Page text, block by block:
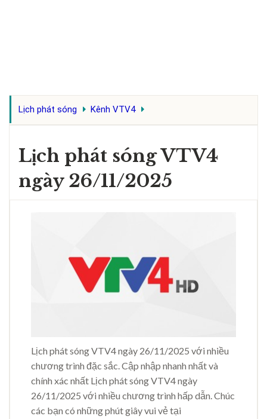
Lịch phát sóng Kênh VTV4
Lịch phát sóng VTV4
ngày 26/11/2025
Lịch phát sóng VTV4 ngày 26/11/2025 với nhiều
chương trình đặc sắc. Cập nhập nhanh nhất và
chính xác nhất Lịch phát sóng VTV4 ngày
26/11/2025 với nhiều chương trình hấp dẫn. Chúc
các bạn có những phút giây vui vẻ tại